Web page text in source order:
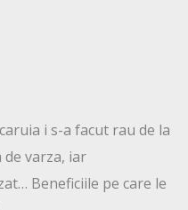
i s-a facut rau de la
de varza, iar
Beneficiile pe care le